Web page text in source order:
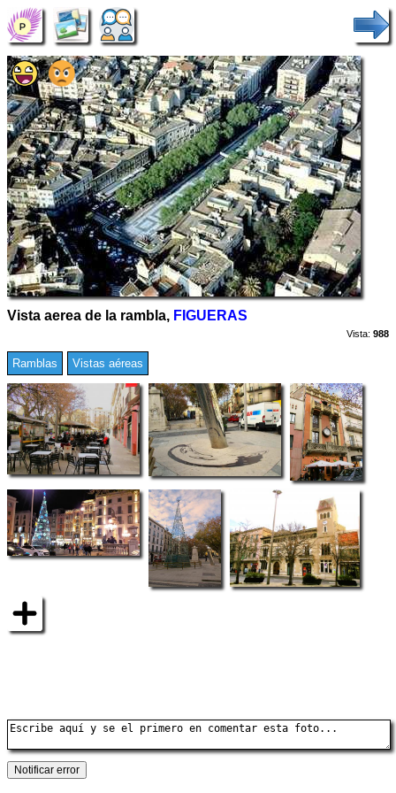
Vista aerea de la rambla, FIGUERAS
Vista: 988
Ramblas Vistas aéreas